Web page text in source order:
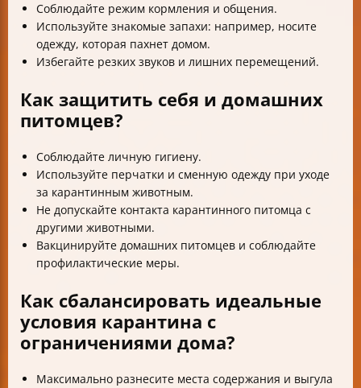
Соблюдайте режим кормления и общения.
Используйте знакомые запахи: например, носите
одежду, которая пахнет домом.
Избегайте резких звуков и лишних перемещений.
Как защитить себя и домашних
питомцев?
Соблюдайте личную гигиену.
Используйте перчатки и сменную одежду при уходе
за карантинным животным.
Не допускайте контакта карантинного питомца с
другими животными.
Вакцинируйте домашних питомцев и соблюдайте
профилактические меры.
Как сбалансировать идеальные
условия карантина с
ограничениями дома?
Максимально разнесите места содержания и выгула